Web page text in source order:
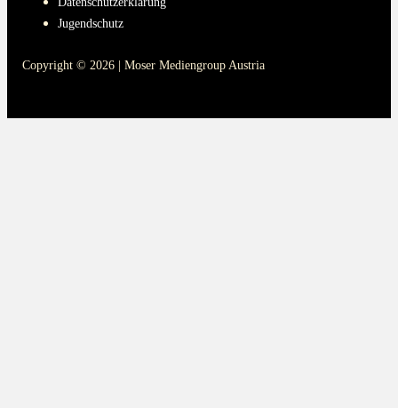
Jugendschutz
Copyright © 2026 | Moser Mediengroup Austria